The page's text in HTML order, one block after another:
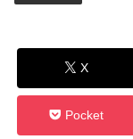
X
Pocket